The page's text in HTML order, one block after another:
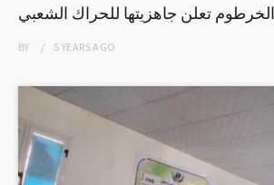
تعلن جاهزيتها للحراك الشعبي
BY 5 YEARSAGO